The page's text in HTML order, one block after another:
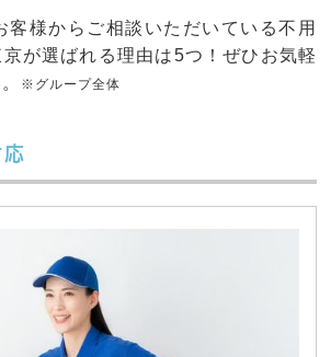
様からご相談いただいている不用
が選ばれる理由は5つ！ぜひお気軽
※グループ全体